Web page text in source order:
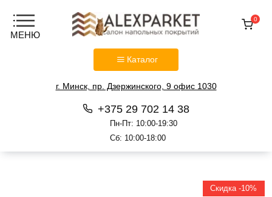
Каталог
г. Минск, пр. Дзержинского, 9 офис 1030
+375 29 702 14 38
Пн-Пт: 10:00-19:30
Сб: 10:00-18:00
0
Скидка -10%